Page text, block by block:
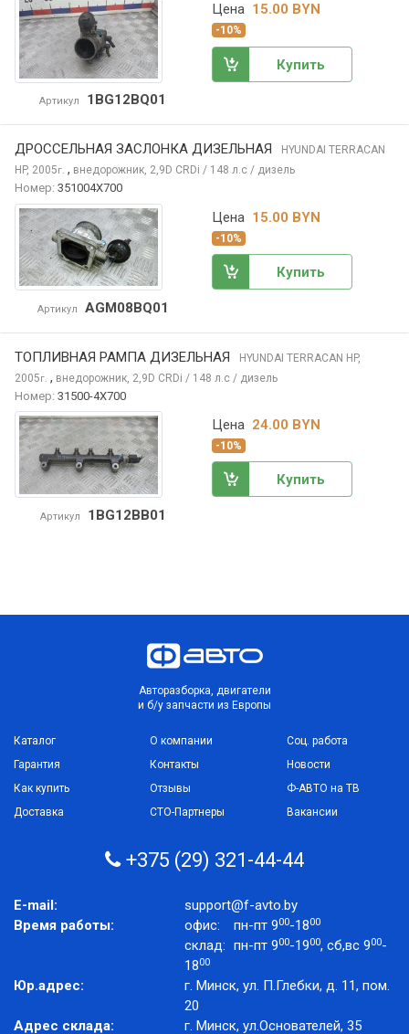
Артикул 1BG12BQ01
Цена 15.00 BYN
-10%
Купить
ДРОССЕЛЬНАЯ ЗАСЛОНКА ДИЗЕЛЬНАЯ
HYUNDAI TERRACAN
HP, 2005г. , внедорожник, 2,9D CRDi / 148 л.с / дизель
Номер: 351004X700
Артикул AGM08BQ01
Цена 15.00 BYN
-10%
Купить
ТОПЛИВНАЯ РАМПА ДИЗЕЛЬНАЯ HYUNDAI TERRACAN HP,
2005г. , внедорожник, 2,9D CRDi / 148 л.с / дизель
Номер: 31500-4X700
Артикул 1BG12BB01
Цена 24.00 BYN
-10%
Купить
Авторазборка, двигатели
и б/у запчасти из Европы
Каталог
Гарантия
Как купить
Доставка
О компании
Контакты
Отзывы
СТО-Партнеры
Соц. работа
Новости
Ф-АВТО на ТВ
Вакансии
+375 (29) 321-44-44
E-mail:
support@f-avto.by
Время работы:
офис: пн-пт 900-1800
склад: пн-пт 900-1900, сб,вс 900-
1800
Юр.адрес:
г. Минск, ул. П.Глебки, д. 11, пом.
20
Адрес склада:
г. Минск, ул.Основателей, 35